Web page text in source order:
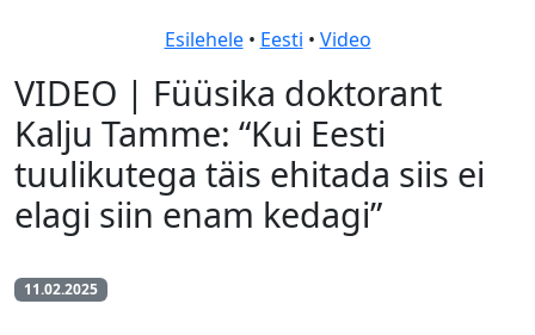
Esilehele• Eesti • Video
VIDEO | Füüsika doktorant
Kalju Tamme: “Kui Eesti
tuulikutega täis ehitada siis ei
elagi siin enam kedagi”
11.02.2025